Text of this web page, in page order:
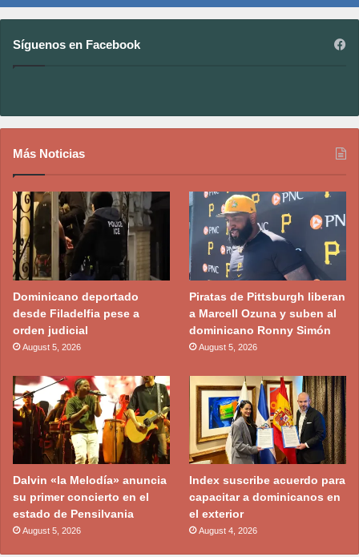
Síguenos en Facebook
Más Noticias
Dominicano deportado
desde Filadelfia pese a
orden judicial
August 5, 2026
Piratas de Pittsburgh liberan
a Marcell Ozuna y suben al
dominicano Ronny Simón
August 5, 2026
Dalvin «la Melodía» anuncia
su primer concierto en el
estado de Pensilvania
August 5, 2026
Index suscribe acuerdo para
capacitar a dominicanos en
el exterior
August 4, 2026